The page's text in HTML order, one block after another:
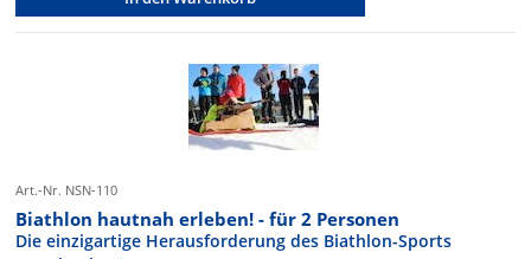
Art.-Nr. NSN-110
Biathlon hautnah erleben! - für 2 Personen
Die einzigartige Herausforderung des Biathlon-Sports